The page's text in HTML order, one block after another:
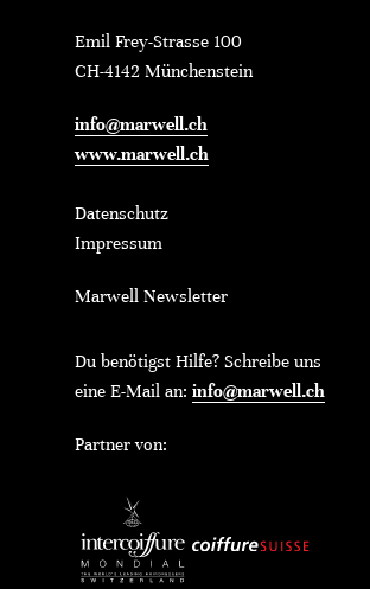
Emil Frey-Strasse 100
CH-4142 Münchenstein
info@marwell.ch
www.marwell.ch
Datenschutz
Impressum
Marwell Newsletter
Du benötigst Hilfe? Schreibe uns
eine E-Mail an: info@marwell.ch
Partner von: